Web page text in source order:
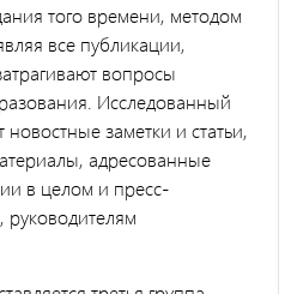
того времени, методом
все публикации,
вопросы
Исследованный
новостные заметки и статьи,
адресованные
в целом и пресс-
руководителям